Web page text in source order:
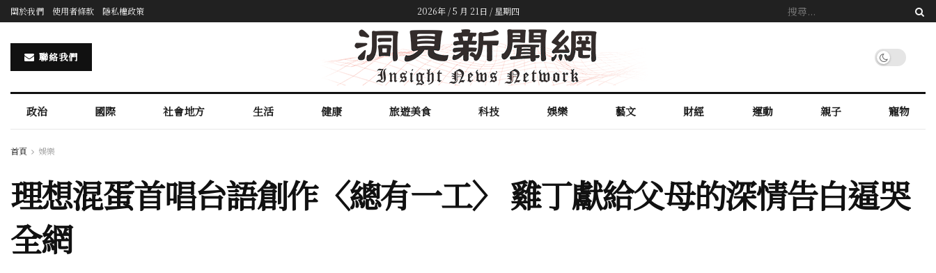
關於我們 使用者條款 隱私權政策 2026年 / 5 月 21日 / 星期四
聯絡我們
政治 國際 社會地方 生活 健康 旅遊美食 科技 娛樂 藝文 財經 運動 親子 寵物
首頁 娛樂
理想混蛋首唱台語創作〈總有一工〉 雞丁獻給父母的深情告白逼哭
全網